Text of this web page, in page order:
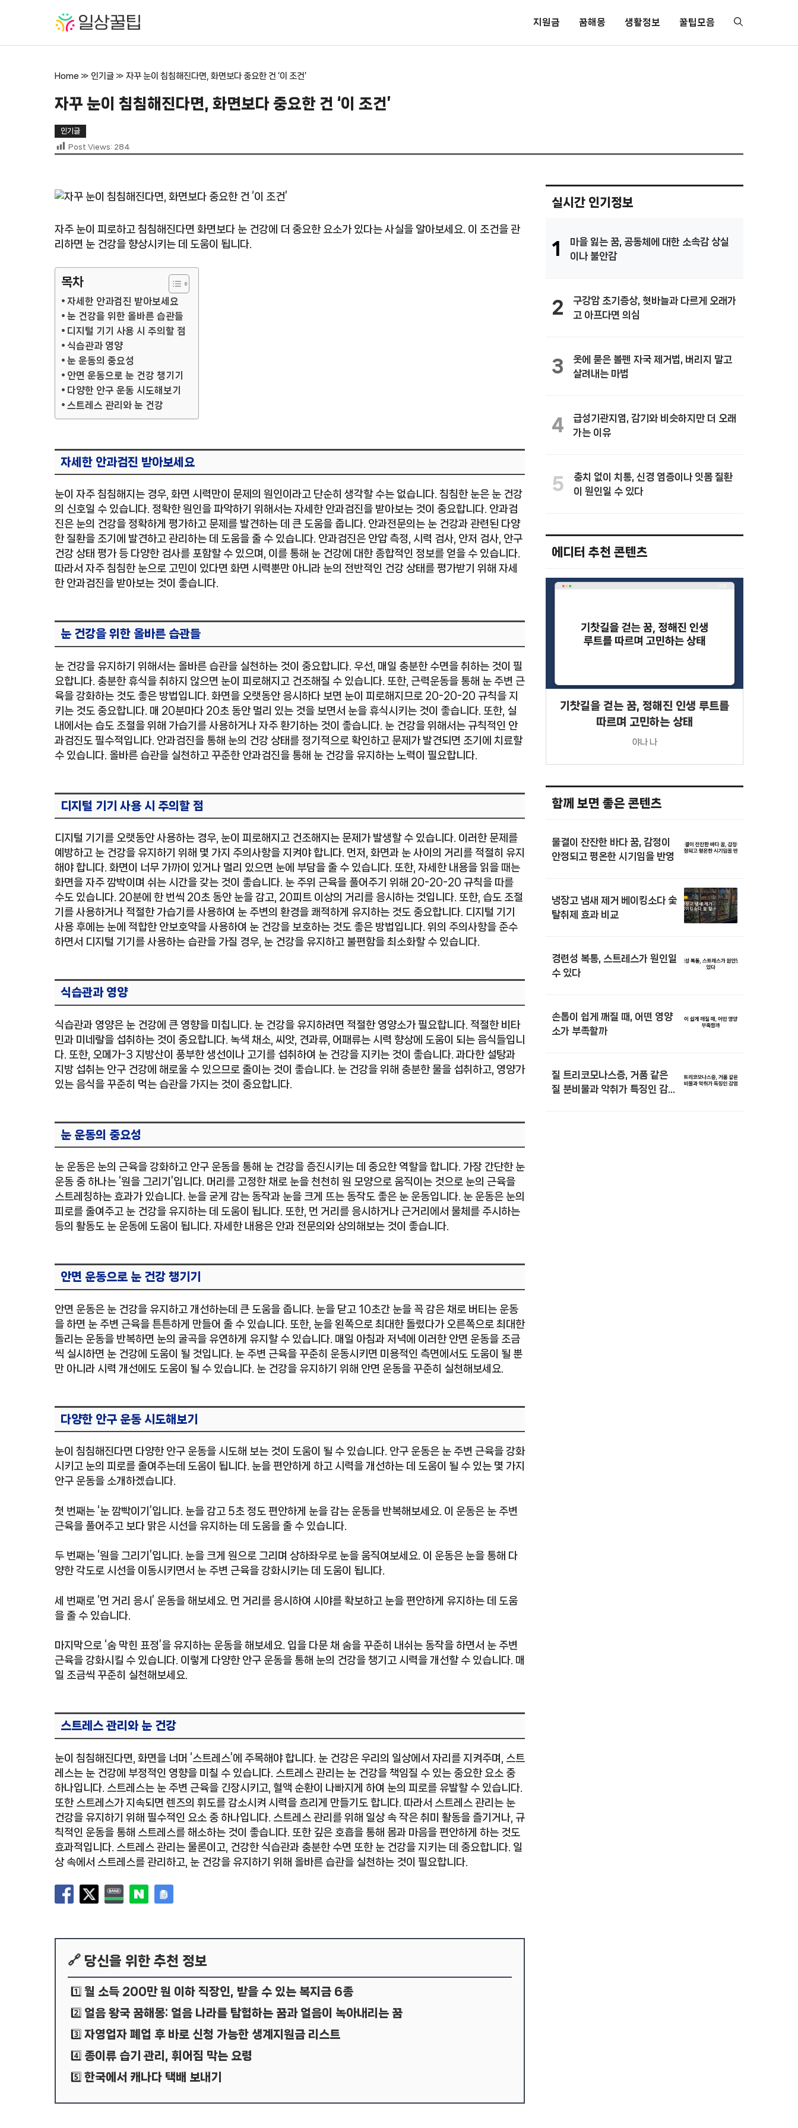
지원금 꿈해몽 생활정보 꿀팁모음
Home » 인기글 » 자꾸 눈이 침침해진다면, 화면보다 중요한 건 ‘이 조건’
자꾸 눈이 침침해진다면, 화면보다 중요한 건 ‘이 조건’
인기글
Post Views: 284
자주 눈이 피로하고 침침해진다면 화면보다 눈 건강에 더 중요한 요소가 있다는 사실을 알아보세요. 이 조건을 관
리하면 눈 건강을 향상시키는 데 도움이 됩니다.
목차
자세한 안과검진 받아보세요
눈 건강을 위한 올바른 습관들
디지털 기기 사용 시 주의할 점
식습관과 영양
눈 운동의 중요성
안면 운동으로 눈 건강 챙기기
다양한 안구 운동 시도해보기
스트레스 관리와 눈 건강
자세한 안과검진 받아보세요
눈이 자주 침침해지는 경우, 화면 시력만이 문제의 원인이라고 단순히 생각할 수는 없습니다. 침침한 눈은 눈 건강
의 신호일 수 있습니다. 정확한 원인을 파악하기 위해서는 자세한 안과검진을 받아보는 것이 중요합니다. 안과검
진은 눈의 건강을 정확하게 평가하고 문제를 발견하는 데 큰 도움을 줍니다. 안과전문의는 눈 건강과 관련된 다양
한 질환을 조기에 발견하고 관리하는 데 도움을 줄 수 있습니다. 안과검진은 안압 측정, 시력 검사, 안저 검사, 안구
건강 상태 평가 등 다양한 검사를 포함할 수 있으며, 이를 통해 눈 건강에 대한 종합적인 정보를 얻을 수 있습니다.
따라서 자주 침침한 눈으로 고민이 있다면 화면 시력뿐만 아니라 눈의 전반적인 건강 상태를 평가받기 위해 자세
한 안과검진을 받아보는 것이 좋습니다.
눈 건강을 위한 올바른 습관들
눈 건강을 유지하기 위해서는 올바른 습관을 실천하는 것이 중요합니다. 우선, 매일 충분한 수면을 취하는 것이 필
요합니다. 충분한 휴식을 취하지 않으면 눈이 피로해지고 건조해질 수 있습니다. 또한, 근력운동을 통해 눈 주변 근
육을 강화하는 것도 좋은 방법입니다. 화면을 오랫동안 응시하다 보면 눈이 피로해지므로 20-20-20 규칙을 지
키는 것도 중요합니다. 매 20분마다 20초 동안 멀리 있는 것을 보면서 눈을 휴식시키는 것이 좋습니다. 또한, 실
내에서는 습도 조절을 위해 가습기를 사용하거나 자주 환기하는 것이 좋습니다. 눈 건강을 위해서는 규칙적인 안
과검진도 필수적입니다. 안과검진을 통해 눈의 건강 상태를 정기적으로 확인하고 문제가 발견되면 조기에 치료할
수 있습니다. 올바른 습관을 실천하고 꾸준한 안과검진을 통해 눈 건강을 유지하는 노력이 필요합니다.
디지털 기기 사용 시 주의할 점
디지털 기기를 오랫동안 사용하는 경우, 눈이 피로해지고 건조해지는 문제가 발생할 수 있습니다. 이러한 문제를
예방하고 눈 건강을 유지하기 위해 몇 가지 주의사항을 지켜야 합니다. 먼저, 화면과 눈 사이의 거리를 적절히 유지
해야 합니다. 화면이 너무 가까이 있거나 멀리 있으면 눈에 부담을 줄 수 있습니다. 또한, 자세한 내용을 읽을 때는
화면을 자주 깜박이며 쉬는 시간을 갖는 것이 좋습니다. 눈 주위 근육을 풀어주기 위해 20-20-20 규칙을 따를
수도 있습니다. 20분에 한 번씩 20초 동안 눈을 감고, 20피트 이상의 거리를 응시하는 것입니다. 또한, 습도 조절
기를 사용하거나 적절한 가습기를 사용하여 눈 주변의 환경을 쾌적하게 유지하는 것도 중요합니다. 디지털 기기
사용 후에는 눈에 적합한 안보호약을 사용하여 눈 건강을 보호하는 것도 좋은 방법입니다. 위의 주의사항을 준수
하면서 디지털 기기를 사용하는 습관을 가질 경우, 눈 건강을 유지하고 불편함을 최소화할 수 있습니다.
식습관과 영양
식습관과 영양은 눈 건강에 큰 영향을 미칩니다. 눈 건강을 유지하려면 적절한 영양소가 필요합니다. 적절한 비타
민과 미네랄을 섭취하는 것이 중요합니다. 녹색 채소, 씨앗, 견과류, 어패류는 시력 향상에 도움이 되는 음식들입니
다. 또한, 오메가-3 지방산이 풍부한 생선이나 고기를 섭취하여 눈 건강을 지키는 것이 좋습니다. 과다한 설탕과
지방 섭취는 안구 건강에 해로울 수 있으므로 줄이는 것이 좋습니다. 눈 건강을 위해 충분한 물을 섭취하고, 영양가
있는 음식을 꾸준히 먹는 습관을 가지는 것이 중요합니다.
눈 운동의 중요성
눈 운동은 눈의 근육을 강화하고 안구 운동을 통해 눈 건강을 증진시키는 데 중요한 역할을 합니다. 가장 간단한 눈
운동 중 하나는 ‘원을 그리기’입니다. 머리를 고정한 채로 눈을 천천히 원 모양으로 움직이는 것으로 눈의 근육을
스트레칭하는 효과가 있습니다. 눈을 굳게 감는 동작과 눈을 크게 뜨는 동작도 좋은 눈 운동입니다. 눈 운동은 눈의
피로를 줄여주고 눈 건강을 유지하는 데 도움이 됩니다. 또한, 먼 거리를 응시하거나 근거리에서 물체를 주시하는
등의 활동도 눈 운동에 도움이 됩니다. 자세한 내용은 안과 전문의와 상의해보는 것이 좋습니다.
안면 운동으로 눈 건강 챙기기
안면 운동은 눈 건강을 유지하고 개선하는데 큰 도움을 줍니다. 눈을 닫고 10초간 눈을 꼭 감은 채로 버티는 운동
을 하면 눈 주변 근육을 튼튼하게 만들어 줄 수 있습니다. 또한, 눈을 왼쪽으로 최대한 돌렸다가 오른쪽으로 최대한
돌리는 운동을 반복하면 눈의 굴곡을 유연하게 유지할 수 있습니다. 매일 아침과 저녁에 이러한 안면 운동을 조금
씩 실시하면 눈 건강에 도움이 될 것입니다. 눈 주변 근육을 꾸준히 운동시키면 미용적인 측면에서도 도움이 될 뿐
만 아니라 시력 개선에도 도움이 될 수 있습니다. 눈 건강을 유지하기 위해 안면 운동을 꾸준히 실천해보세요.
다양한 안구 운동 시도해보기
눈이 침침해진다면 다양한 안구 운동을 시도해 보는 것이 도움이 될 수 있습니다. 안구 운동은 눈 주변 근육을 강화
시키고 눈의 피로를 줄여주는데 도움이 됩니다. 눈을 편안하게 하고 시력을 개선하는 데 도움이 될 수 있는 몇 가지
안구 운동을 소개하겠습니다.
첫 번째는 ‘눈 깜빡이기’입니다. 눈을 감고 5초 정도 편안하게 눈을 감는 운동을 반복해보세요. 이 운동은 눈 주변
근육을 풀어주고 보다 맑은 시선을 유지하는 데 도움을 줄 수 있습니다.
두 번째는 ‘원을 그리기’입니다. 눈을 크게 원으로 그리며 상하좌우로 눈을 움직여보세요. 이 운동은 눈을 통해 다
양한 각도로 시선을 이동시키면서 눈 주변 근육을 강화시키는 데 도움이 됩니다.
세 번째로 ‘먼 거리 응시’ 운동을 해보세요. 먼 거리를 응시하여 시야를 확보하고 눈을 편안하게 유지하는 데 도움
을 줄 수 있습니다.
마지막으로 ‘숨 막힌 표정’을 유지하는 운동을 해보세요. 입을 다문 채 숨을 꾸준히 내쉬는 동작을 하면서 눈 주변
근육을 강화시킬 수 있습니다. 이렇게 다양한 안구 운동을 통해 눈의 건강을 챙기고 시력을 개선할 수 있습니다. 매
일 조금씩 꾸준히 실천해보세요.
스트레스 관리와 눈 건강
눈이 침침해진다면, 화면을 너머 ‘스트레스’에 주목해야 합니다. 눈 건강은 우리의 일상에서 자리를 지켜주며, 스트
레스는 눈 건강에 부정적인 영향을 미칠 수 있습니다. 스트레스 관리는 눈 건강을 책임질 수 있는 중요한 요소 중
하나입니다. 스트레스는 눈 주변 근육을 긴장시키고, 혈액 순환이 나빠지게 하여 눈의 피로를 유발할 수 있습니다.
또한 스트레스가 지속되면 렌즈의 휘도를 감소시켜 시력을 흐리게 만들기도 합니다. 따라서 스트레스 관리는 눈
건강을 유지하기 위해 필수적인 요소 중 하나입니다. 스트레스 관리를 위해 일상 속 작은 취미 활동을 즐기거나, 규
칙적인 운동을 통해 스트레스를 해소하는 것이 좋습니다. 또한 깊은 호흡을 통해 몸과 마음을 편안하게 하는 것도
효과적입니다. 스트레스 관리는 물론이고, 건강한 식습관과 충분한 수면 또한 눈 건강을 지키는 데 중요합니다. 일
상 속에서 스트레스를 관리하고, 눈 건강을 유지하기 위해 올바른 습관을 실천하는 것이 필요합니다.
🔗 당신을 위한 추천 정보
1️⃣ 월 소득 200만 원 이하 직장인, 받을 수 있는 복지금 6종
2️⃣ 얼음 왕국 꿈해몽: 얼음 나라를 탐험하는 꿈과 얼음이 녹아내리는 꿈
3️⃣ 자영업자 폐업 후 바로 신청 가능한 생계지원금 리스트
4️⃣ 종이류 습기 관리, 휘어짐 막는 요령
5️⃣ 한국에서 캐나다 택배 보내기
실시간 인기정보
1
마을 잃는 꿈, 공동체에 대한 소속감 상실
이나 불안감
2
구강암 초기증상, 혓바늘과 다르게 오래가
고 아프다면 의심
3
옷에 묻은 볼펜 자국 제거법, 버리지 말고
살려내는 마법
4
급성기관지염, 감기와 비슷하지만 더 오래
가는 이유
5
충치 없이 치통, 신경 염증이나 잇몸 질환
이 원인일 수 있다
에디터 추천 콘텐츠
기찻길을 걷는 꿈, 정해진 인생 루트를
따르며 고민하는 상태
야나 나
함께 보면 좋은 콘텐츠
물결이 잔잔한 바다 꿈, 감정이
안정되고 평온한 시기임을 반영
냉장고 냄새 제거 베이킹소다 숯
탈취제 효과 비교
경련성 복통, 스트레스가 원인일
수 있다
손톱이 쉽게 깨질 때, 어떤 영양
소가 부족할까
질 트리코모나스증, 거품 같은
질 분비물과 악취가 특징인 감염